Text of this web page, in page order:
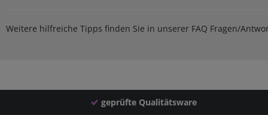
Weitere hilfreiche Tipps finden Sie in unserer FAQ Fragen/
geprüfte Qualitätsware